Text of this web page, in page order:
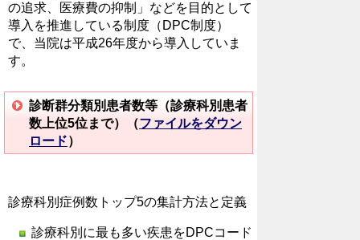
の追求、医療費の抑制」などを目的として
導入を推進している制度（DPC制度）
で、当院は平成26年度から導入していま
す。
診断群分類別患者数等（診療科別患者
数上位5位まで）（ファイルをダウン
ロード）
診療科別症例数トップ5の集計方法と定義
診療科別に最も多い疾患をDPCコード